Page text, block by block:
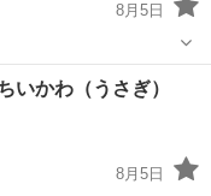
8月5日
かわ（うさぎ）
8月5日